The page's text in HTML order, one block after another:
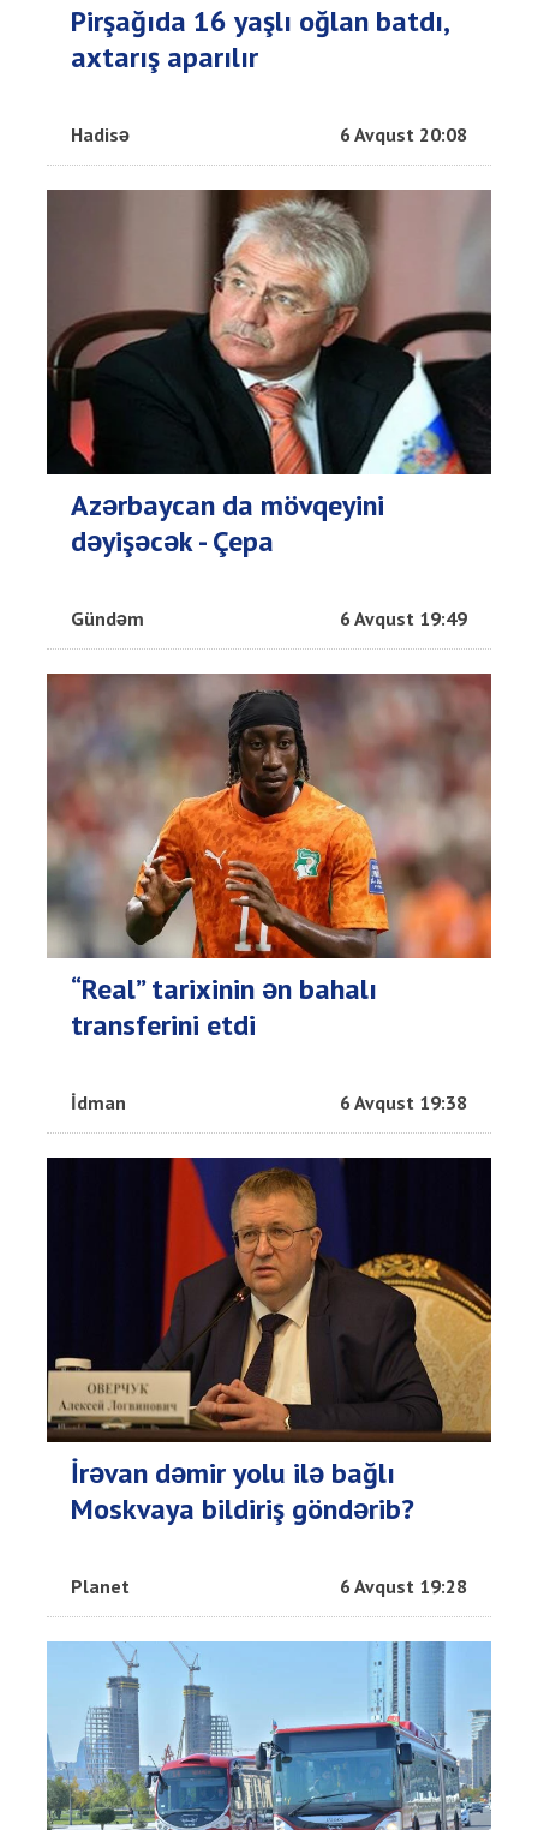
Pirşağıda 16 yaşlı oğlan batdı,
axtarış aparılır
Hadisə 6 Avqust 20:08
Azərbaycan da mövqeyini
dəyişəcək - Çepa
Gündəm 6 Avqust 19:49
“Real” tarixinin ən bahalı
transferini etdi
İdman 6 Avqust 19:38
İrəvan dəmir yolu ilə bağlı
Moskvaya bildiriş göndərib?
Planet 6 Avqust 19:28